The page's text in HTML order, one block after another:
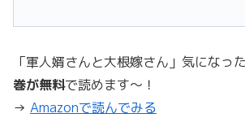
「軍人婿さんと大根嫁さん」気になっ
巻が無料で読めます～！
→ Amazonで読んでみる